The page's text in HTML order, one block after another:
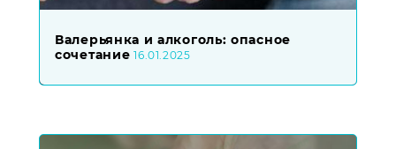
Валерьянка и алкоголь: опасное
сочетание 16.01.2025